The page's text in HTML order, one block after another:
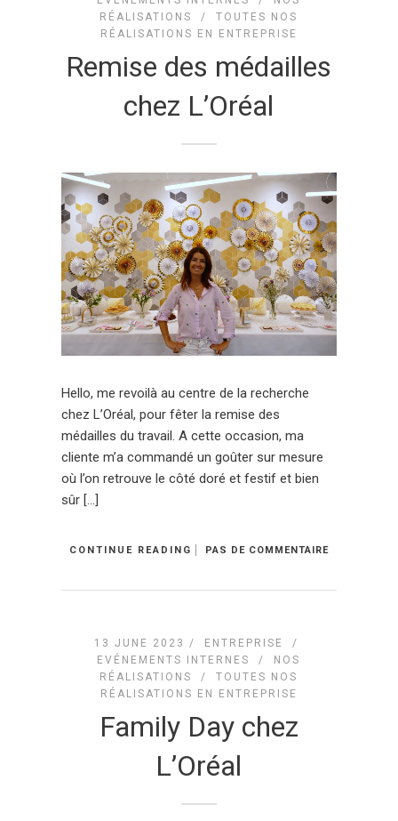
RÉALISATIONS
/TOUTES NOS
RÉALISATIONS EN ENTREPRISE
Remise des médailles
chez L’Oréal
Hello, me revoilà au centre de la recherche
chez L’Oréal, pour fêter la remise des
médailles du travail. A cette occasion, ma
cliente m’a commandé un goûter sur mesure
où l’on retrouve le côté doré et festif et bien
sûr […]
CONTINUE READING PAS DE COMMENTAIRE
13 JUNE 2023 / ENTREPRISE
/
EVÉNEMENTS INTERNES
/ NOS
RÉALISATIONS
/TOUTES NOS
RÉALISATIONS EN ENTREPRISE
Family Day chez
L’Oréal